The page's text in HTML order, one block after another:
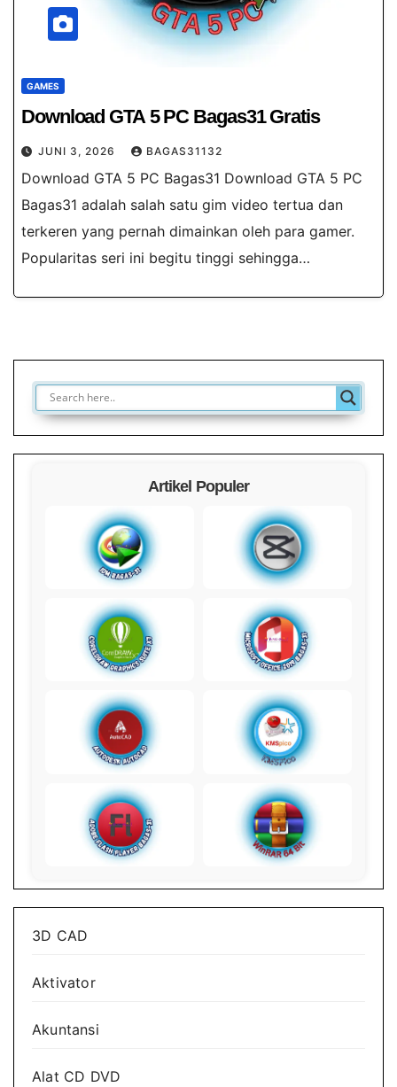
GAMES
Download GTA 5 PC Bagas31​ Gratis
JUNI 3, 2026 BAGAS31132
Download GTA 5 PC Bagas31 Download GTA 5 PC
Bagas31 adalah salah satu gim video tertua dan
terkeren yang pernah dimainkan oleh para gamer.
Popularitas seri ini begitu tinggi sehingga…
Artikel Populer
3D CAD
Aktivator
Akuntansi
Alat CD DVD